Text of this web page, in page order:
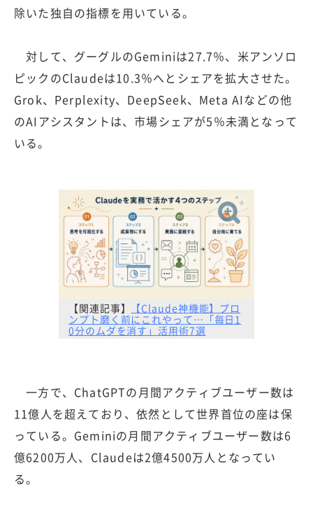
除いた独自の指標を用いている。
対して、グーグルのGeminiは27.7％、米アンソロ
ピックのClaudeは10.3％へとシェアを拡大させた。
Grok、Perplexity、DeepSeek、Meta AIなどの他
のAIアシスタントは、市場シェアが5％未満となって
いる。
【関連記事】
【Claude神機能】プロ
ンプト磨く前にこれやって…「毎日1
0分のムダを消す」活用術7選
一方で、ChatGPTの月間アクティブユーザー数は
11億人を超えており、依然として世界首位の座は保
っている。Geminiの月間アクティブユーザー数は6
億6200万人、Claudeは2億4500万人となってい
る。